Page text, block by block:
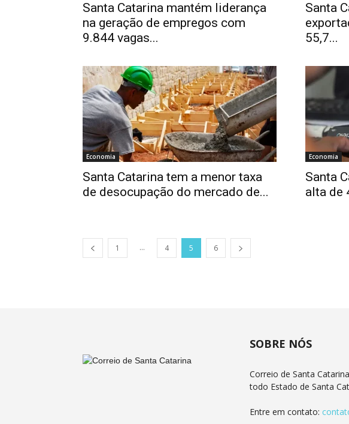
Santa Catarina mantém liderança
na geração de empregos com
9.844 vagas...
Santa
55,7...
Economia
Santa Catarina tem a menor taxa
de desocupação do mercado de...
Economia
Santa
alta de
1 ... 4 5 6
SOBRE NÓS
Correio de Santa
todo Estado de Santa
Entre em contato: